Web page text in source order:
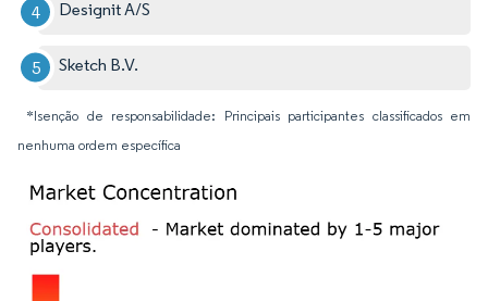
Designit A/S
Sketch B.V.
*Isenção de responsabilidade: Principais participantes classificados em
nenhuma ordem específica